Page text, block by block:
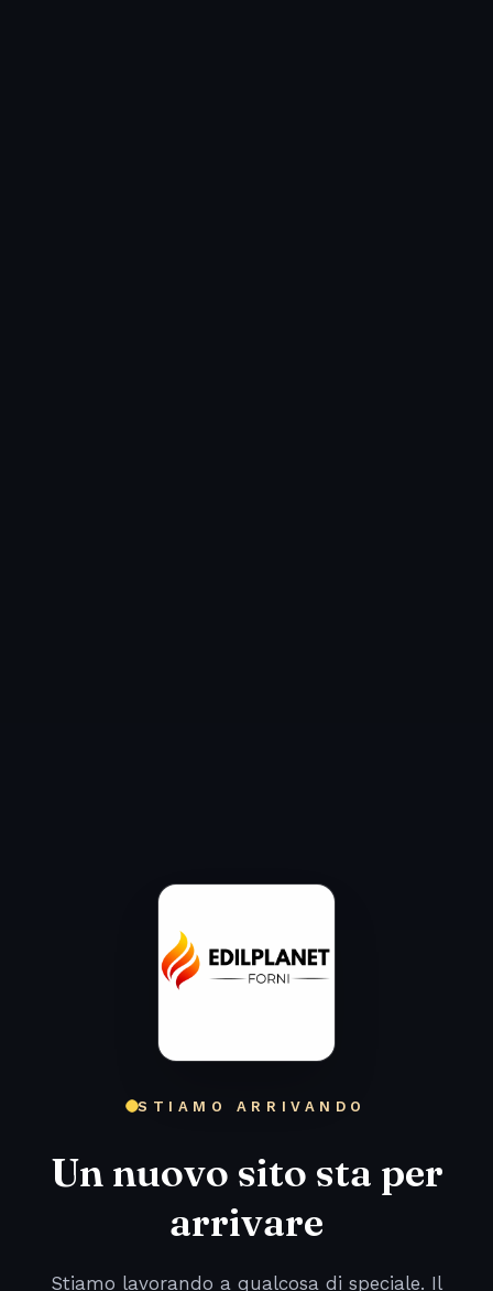
STIAMO ARRIVANDO
Un nuovo sito sta per
arrivare
Stiamo lavorando a qualcosa di speciale. Il